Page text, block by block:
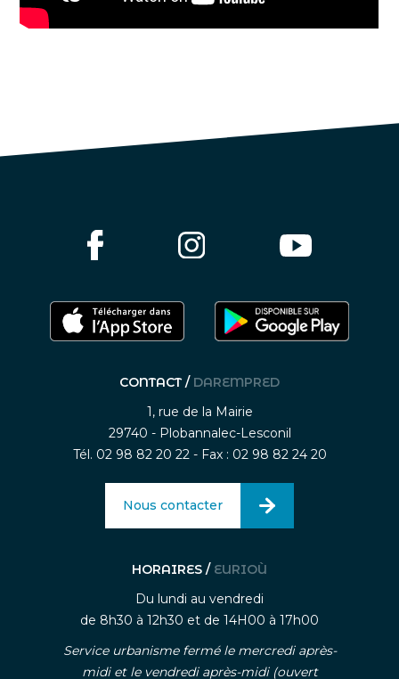
CONTACT / DAREMPRED
1, rue de la Mairie
29740 - Plobannalec-Lesconil
Tél. 02 98 82 20 22 - Fax : 02 98 82 24 20
Nous contacter
HORAIRES / EURIOÙ
Du lundi au vendredi
de 8h30 à 12h30 et de 14H00 à 17h00
Service urbanisme fermé le mercredi après-
midi et le vendredi après-midi (ouvert